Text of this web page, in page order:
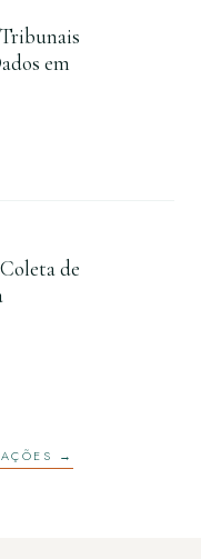
em
de
→